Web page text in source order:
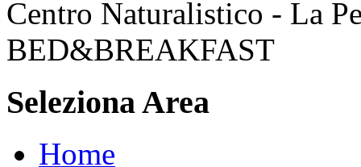
Centro Naturalistico - La
BED&BREAKFAST
Seleziona Area
Home